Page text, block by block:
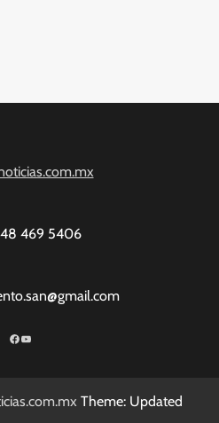
469 5406
Facebook
YouTube
Theme: Updated